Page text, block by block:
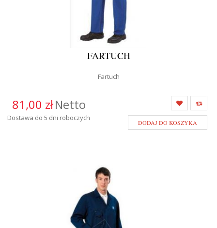
FARTUCH
Fartuch
81,00 złNetto
Dostawa do 5 dni roboczych
DODAJ DO KOSZYKA